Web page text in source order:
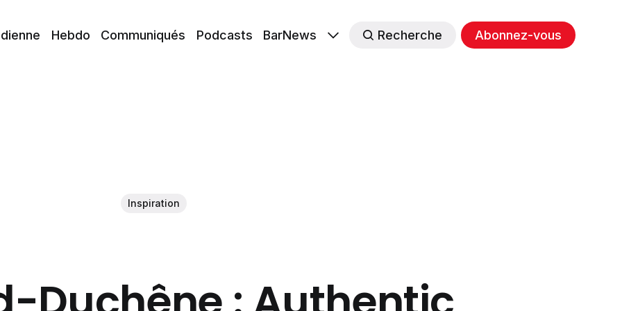
Hebdo Communiqués Podcasts BarNews Recherche Abonnez-vous
Inspiration